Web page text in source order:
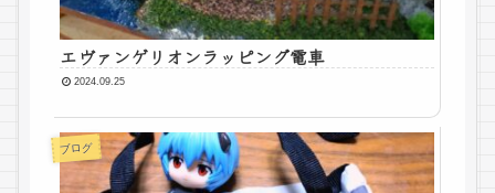
エヴァンゲリオンラッピング電車
2024.09.25
ブログ